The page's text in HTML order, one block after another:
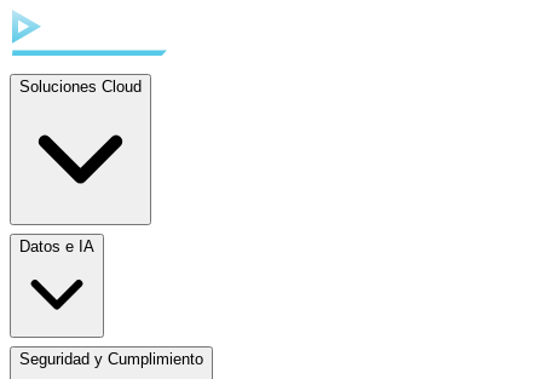
Soluciones Cloud
Datos e IA
Seguridad y Cumplimiento